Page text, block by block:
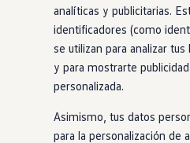
al contenido
al pie de
página
Financiación
My Renting
My Way
Seguros
Empresas
Autoescuelas
Eléctricos e híbridos
Más sobre híbridos
Plan Auto +
Mantiene la
y la distancia
analíticas y publicitarias.
identificadores (como
se utilizan para analizar
y para mostrarte
personalizada.
Asimismo, tus datos
para la personalización de